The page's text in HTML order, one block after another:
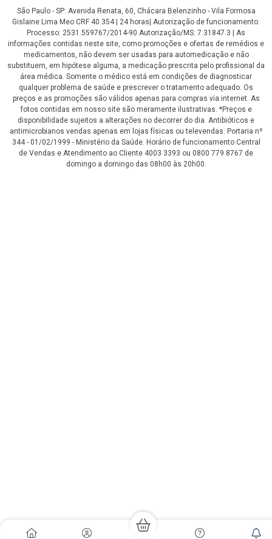
São Paulo - SP: Avenida Renata, 60, Chácara Belenzinho - Vila Formosa
Gislaine Lima Meo CRF 40.354 | 24 horas| Autorização de funcionamento:
Processo: 2531.559767/2014-90 Autorização/MS: 7.31847.3 | As
informações contidas neste site, como promoções e ofertas de remédios e
medicamentos, não devem ser usadas para automedicação e não
substituem, em hipótese alguma, a medicação prescrita pelo profissional da
área médica. Somente o médico está em condições de diagnosticar
qualquer problema de saúde e prescrever o tratamento adequado. Os
preços e as promoções são válidos apenas para compras via internet. As
fotos contidas em nosso site são meramente ilustrativas. *Preços e
disponibilidade sujeitos a alterações no decorrer do dia. Antibióticos e
antimicrobianos vendas apenas em lojas físicas ou televendas. Portaria nº
344 - 01/02/1999 - Ministério da Saúde. Horário de funcionamento Central
de Vendas e Atendimento ao Cliente 4003 3393 ou 0800 779 8767 de
domingo a domingo das 08h00 às 20h00.